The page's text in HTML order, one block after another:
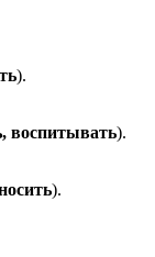
).
воспитывать).
).